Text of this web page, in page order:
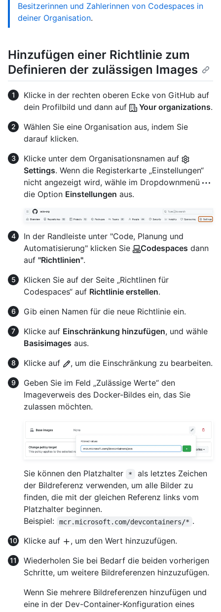
Besitzerinnen und Zahlerinnen von Codespaces in
deiner Organisation.
Hinzufügen einer Richtlinie zum
Definieren der zulässigen Images
Klicke in der rechten oberen Ecke von GitHub auf
dein Profilbild und dann auf
Your organizations.
Wählen Sie eine Organisation aus, indem Sie
darauf klicken.
Klicke unter dem Organisationsnamen auf
Settings. Wenn die Registerkarte „Einstellungen“
nicht angezeigt wird, wähle im Dropdownmenü
die Option Einstellungen aus.
In der Randleiste unter "Code, Planung und
Automatisierung" klicken Sie
Codespaces dann
auf "Richtlinien".
Klicken Sie auf der Seite „Richtlinen für
Codespaces“ auf Richtlinie erstellen.
Gib einen Namen für die neue Richtlinie ein.
Klicke auf Einschränkung hinzufügen, und wähle
Basisimages aus.
Klicke auf
, um die Einschränkung zu bearbeiten.
Geben Sie im Feld „Zulässige Werte“ den
Imageverweis des Docker-Bildes ein, das Sie
zulassen möchten.
Sie können den Platzhalter *
als letztes Zeichen
der Bildreferenz verwenden, um alle Bilder zu
finden, die mit der gleichen Referenz links vom
Platzhalter beginnen.
Beispiel:
mcr.microsoft.com/devcontainers/* .
Klicke auf
, um den Wert hinzuzufügen.
Wiederholen Sie bei Bedarf die beiden vorherigen
Schritte, um weitere Bildreferenzen hinzuzufügen.
Wenn Sie mehrere Bildreferenzen hinzufügen und
eine in der Dev-Container-Konfiguration eines